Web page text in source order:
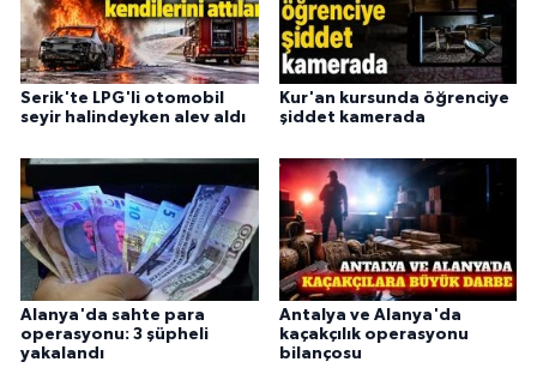
Serik'te LPG'li otomobil
seyir halindeyken alev aldı
Kur'an kursunda öğrenciye
şiddet kamerada
Alanya'da sahte para
operasyonu: 3 şüpheli
yakalandı
Antalya ve Alanya'da
kaçakçılık operasyonu
bilançosu